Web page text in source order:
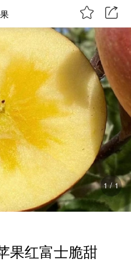
1/1
果红富士脆甜